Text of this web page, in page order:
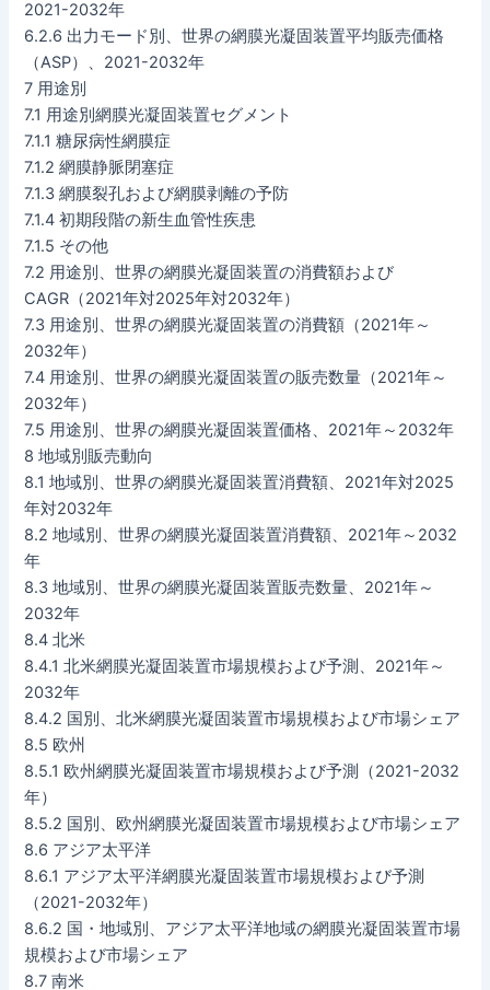
2021-2032年
6.2.6 出力モード別、世界の網膜光凝固装置平均販売価格
（ASP）、2021-2032年
7 用途別
7.1 用途別網膜光凝固装置セグメント
7.1.1 糖尿病性網膜症
7.1.2 網膜静脈閉塞症
7.1.3 網膜裂孔および網膜剥離の予防
7.1.4 初期段階の新生血管性疾患
7.1.5 その他
7.2 用途別、世界の網膜光凝固装置の消費額および
CAGR（2021年対2025年対2032年）
7.3 用途別、世界の網膜光凝固装置の消費額（2021年～
2032年）
7.4 用途別、世界の網膜光凝固装置の販売数量（2021年～
2032年）
7.5 用途別、世界の網膜光凝固装置価格、2021年～2032年
8 地域別販売動向
8.1 地域別、世界の網膜光凝固装置消費額、2021年対2025
年対2032年
8.2 地域別、世界の網膜光凝固装置消費額、2021年～2032
年
8.3 地域別、世界の網膜光凝固装置販売数量、2021年～
2032年
8.4 北米
8.4.1 北米網膜光凝固装置市場規模および予測、2021年～
2032年
8.4.2 国別、北米網膜光凝固装置市場規模および市場シェア
8.5 欧州
8.5.1 欧州網膜光凝固装置市場規模および予測（2021-2032
年）
8.5.2 国別、欧州網膜光凝固装置市場規模および市場シェア
8.6 アジア太平洋
8.6.1 アジア太平洋網膜光凝固装置市場規模および予測
（2021-2032年）
8.6.2 国・地域別、アジア太平洋地域の網膜光凝固装置市場
規模および市場シェア
8.7 南米